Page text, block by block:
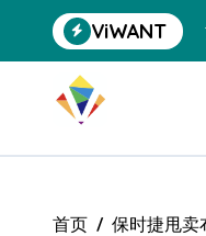
到
ViWANT
首页 保时捷甩卖